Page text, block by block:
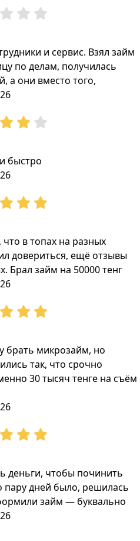
и сервис. Взял займ
по делам, получилась
а они вместо того,
быстро
в топах на разных
довериться, ещё отзывы
Брал займ на 50000 тенг
брать микрозайм, но
так, что срочно
30 тысяч тенге на съём
деньги, чтобы починить
пару дней было, решилась
займ — буквально